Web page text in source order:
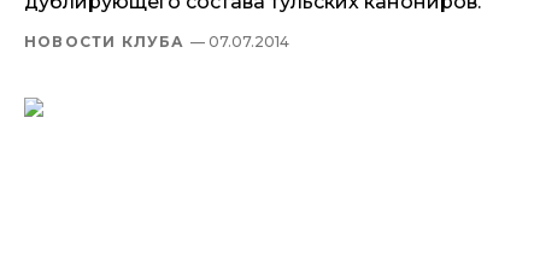
НОВОСТИ КЛУБА — 07.07.2014